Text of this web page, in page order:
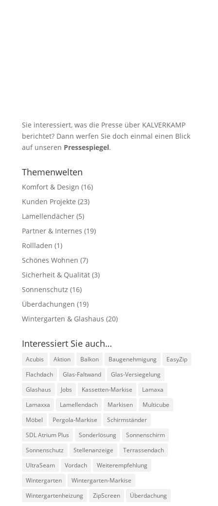
Sie interessiert, was die Presse über KALVERKAMP
berichtet? Dann werfen Sie doch einmal einen Blick
auf unseren Pressespiegel.
Themenwelten
Komfort & Design (16)
Kunden Projekte (23)
Lamellendächer(5)
Partner & Internes (19)
Rollladen (1)
Schönes Wohnen (7)
Sicherheit & Qualität(3)
Sonnenschutz (16)
Überdachungen (19)
Wintergarten & Glashaus (20)
Interessiert Sie auch…
Acubis Aktion Balkon Baugenehmigung
EasyZip
Flachdach
Glas-Faltwand
Glas-Versiegelung
Glashaus
Jobs Kassetten-Markise
Lamaxa
Lamaxxa
Lamellendach Markisen
Multicube
Möbel
Pergola-Markise
Schirmständer
SDL Atrium Plus
Sonderlösung
Sonnenschirm
Sonnenschutz
Stellenanzeige
Terrassendach
UltraSeam
Vordach
Weiterempfehlung
Wintergarten
Wintergarten-Markise
Wintergartenheizung
ZipScreen Überdachung